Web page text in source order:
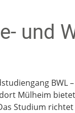
und
BWL
Mülheim
Studium